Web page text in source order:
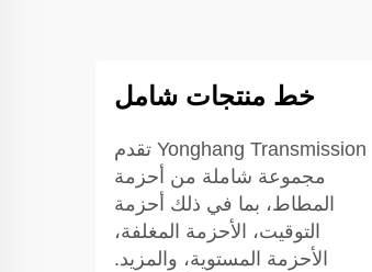
خط منتجات شامل
Yonghang Transmission تقدم
مجموعة شاملة من أحزمة
المطاط، بما في ذلك أحزمة
التوقيت، الأحزمة المغلفة،
الأحزمة المستوية، والمزيد.